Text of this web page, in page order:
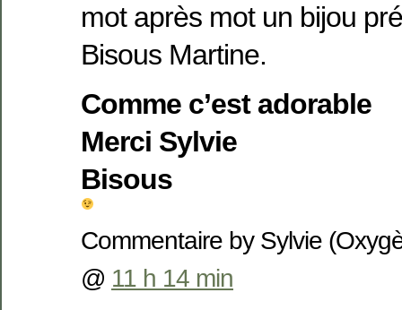
mot après mot un bijou
Bisous Martine.
Comme c’est adorable
Merci Sylvie
Bisous
Commentaire by Sylvie
@ 11 h 14 min